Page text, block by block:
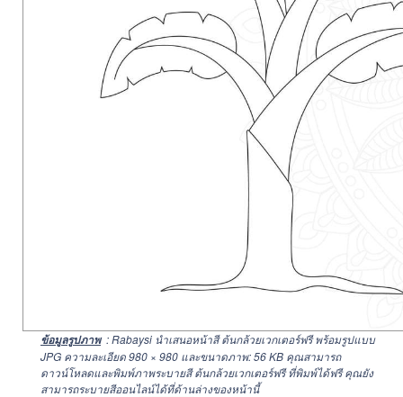
ข้อมูลรูปภาพ : Rabaysi นำเสนอหน้าสี ต้นกล้วยเวกเตอร์ฟรี พร้อมรูปแบบ
JPG ความละเอียด980 × 980 และขนาดภาพ: 56 KB คุณสามารถ
ดาวน์โหลดและพิมพ์ภาพระบายสี ต้นกล้วยเวกเตอร์ฟรี ที่พิมพ์ได้ฟรี คุณยัง
สามารถระบายสีออนไลน์ได้ที่ด้านล่างของหน้านี้